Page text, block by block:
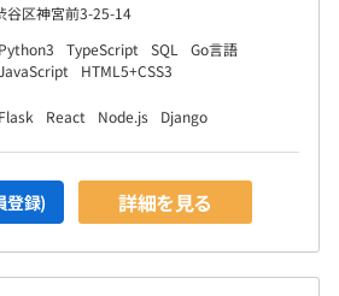
谷区神宮前3-25-14
Python3 TypeScript SQL
Go言語
HTML5+CSS3
Flask React Node.js Django
登録) 詳細を見る